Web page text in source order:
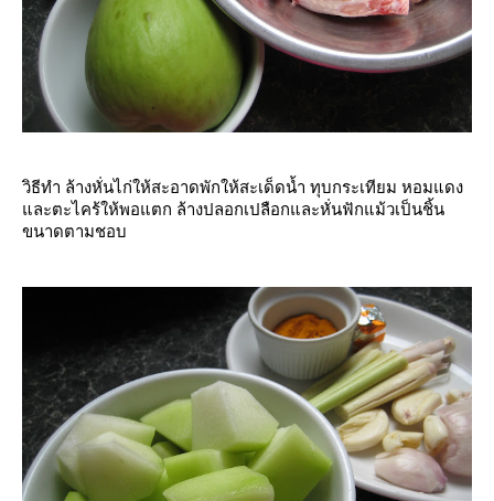
วิธีทำ ล้างหั่นไก่ให้สะอาดพักให้สะเด็ดน้ำ ทุบกระเทียม หอมแดง
ละตะไคร้ให้พอแตก ล้างปลอกเปลือกและหั่นฟักแม้วเป็นชิ้น
ขนาดตามชอบ